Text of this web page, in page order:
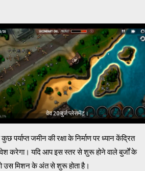
वेव 20 बुर्ज प्लेसमेंट।
जमीन की रक्षा के निर्माण पर ध्यान केंद्रित
करेगा। यदि आप इस स्तर से शुरू होने वाले बुर्जों के
उस मिशन के अंत से शुरू होता है।